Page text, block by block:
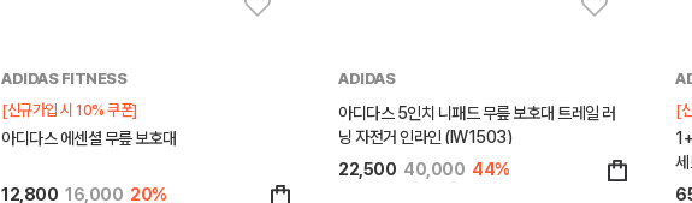
ADIDAS FITNESS
[신규가입 시 10% 쿠폰]
아디다스 에센셜 무릎 보호대
12,800 16,000 20%
ADIDAS
아디다스 5인치 니패드 무릎 보호대 트레일 러
닝 자전거 인라인 (IW1503)
22,500 40,000 44%
[
세